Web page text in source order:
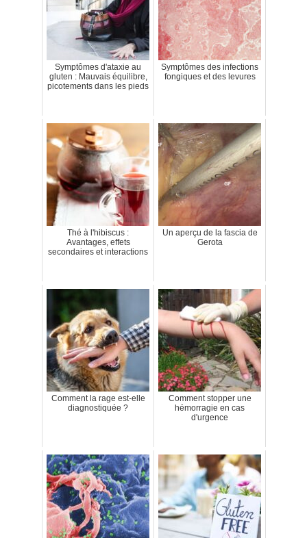
Symptômes d'ataxie au
gluten : Mauvais équilibre,
picotements dans les pieds
Symptômes des infections
fongiques et des levures
Thé à l'hibiscus :
Avantages, effets
secondaires et interactions
Un aperçu de la fascia de
Gerota
Comment la rage est-elle
diagnostiquée ?
Comment stopper une
hémorragie en cas
d'urgence